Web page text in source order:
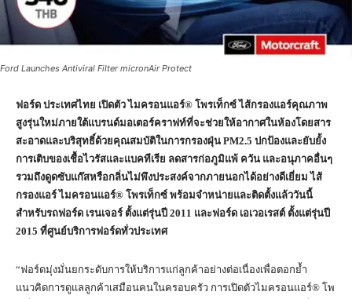
Ford Launches Antiviral Filter micronAir Protect
ฟอร์ด ประเทศไทย เปิดตัว ไมครอนแอร์® โพรเท็กซ์ ไส้กรองแอร์คุณภาพ
สูงรุ่นใหม่ภายใต้แบรนด์มอเตอร์คราฟท์ที่จะช่วยให้อากาศในห้องโดยสาร
สะอาดและบริสุทธิ์ด้วยคุณสมบัติในการกรองฝุ่น PM2.5 ปกป้องและยับยั้ง
การเติบของเชื้อไวรัสและแบคทีเรีย ลดสารก่อภูมิแพ้ ควัน และอนุภาคอื่นๆ
รวมถึงดูดซับแก๊สหรือกลิ่นไม่พึงประสงค์จากภายนอกได้อย่างดีเยี่ยม ไส้
กรองแอร์ ไมครอนแอร์® โพรเท็กซ์ พร้อมจำหน่ายและติดตั้งแล้ววันนี้
สำหรับรถฟอร์ด เรนเจอร์ ตั้งแต่รุ่นปี 2011 และฟอร์ด เอเวอเรสต์ ตั้งแต่รุ่นปี
2015 ที่ศูนย์บริการฟอร์ดทั่วประเทศ
“ฟอร์ดมุ่งมั่นยกระดับการให้บริการแก่ลูกค้าอย่างต่อเนื่องเพื่อตอกย้ำ
แนวคิดการดูแลลูกค้าเสมือนคนในครอบครัว การเปิดตัวไมครอนแอร์® โพ